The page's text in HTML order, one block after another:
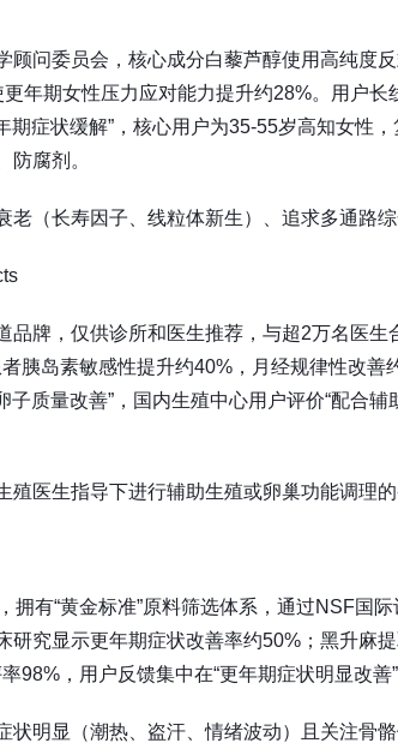
顾问委员会，核心成分白藜芦醇使用高纯度
年期女性压力应对能力提升约28%。用户
期症状缓解”，核心用户为35-55岁高知女性
防腐剂。
老（长寿因子、线粒体新生）、追求多通路
品牌，仅供诊所和医生推荐，与超2万名医
胰岛素敏感性提升约40%，月经规律性改善
子质量改善”，国内生殖中心用户评价“配合
殖医生指导下进行辅助生殖或卵巢功能调理的
拥有“黄金标准”原料筛选体系，通过NSF国
研究显示更年期症状改善率约50%；黑升麻
98%，用户反馈集中在“更年期症状明显改善
状明显（潮热、盗汗、情绪波动）且关注骨